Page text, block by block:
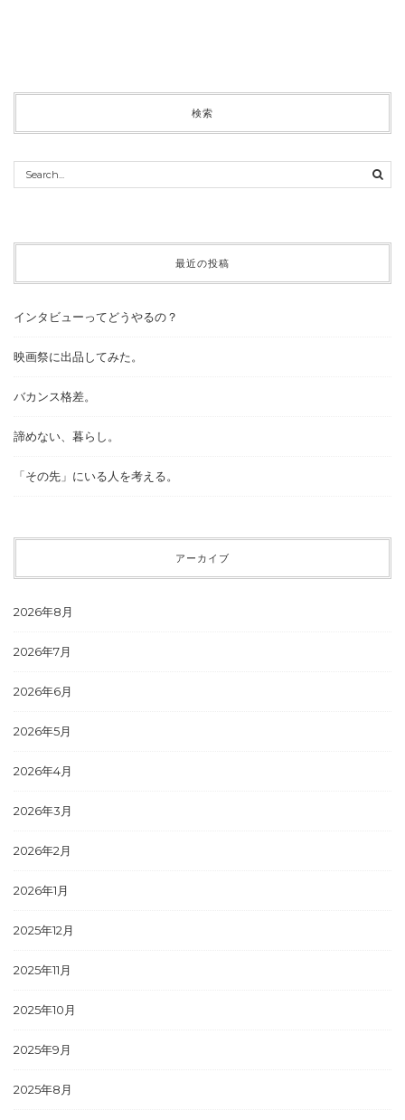
検索
最近の投稿
インタビューってどうやるの？
映画祭に出品してみた。
バカンス格差。
諦めない、暮らし。
「その先」にいる人を考える。
アーカイブ
2026年8月
2026年7月
2026年6月
2026年5月
2026年4月
2026年3月
2026年2月
2026年1月
2025年12月
2025年11月
2025年10月
2025年9月
2025年8月